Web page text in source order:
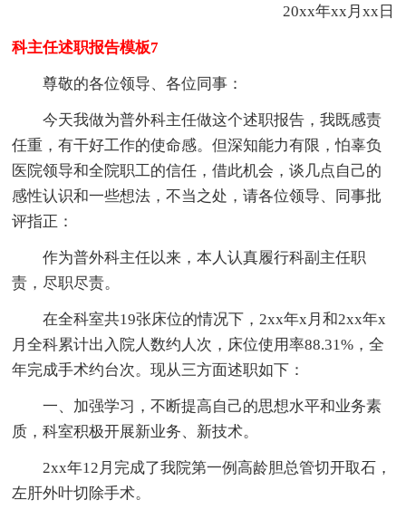
20xx年xx月xx日
科主任述职报告模板7
尊敬的各位领导、各位同事：
今天我做为普外科主任做这个述职报告，我既感责
任重，有干好工作的使命感。但深知能力有限，怕辜负
医院领导和全院职工的信任，借此机会，谈几点自己的
感性认识和一些想法，不当之处，请各位领导、同事批
评指正：
作为普外科主任以来，本人认真履行科副主任职
责，尽职尽责。
在全科室共19张床位的情况下，2xx年x月和2xx年x
月全科累计出入院人数约人次，床位使用率88.31%，全
年完成手术约台次。现从三方面述职如下：
一、加强学习，不断提高自己的思想水平和业务素
质，科室积极开展新业务、新技术。
2xx年12月完成了我院第一例高龄胆总管切开取石，
左肝外叶切除手术。